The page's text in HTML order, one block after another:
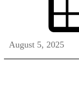
August 5, 2025